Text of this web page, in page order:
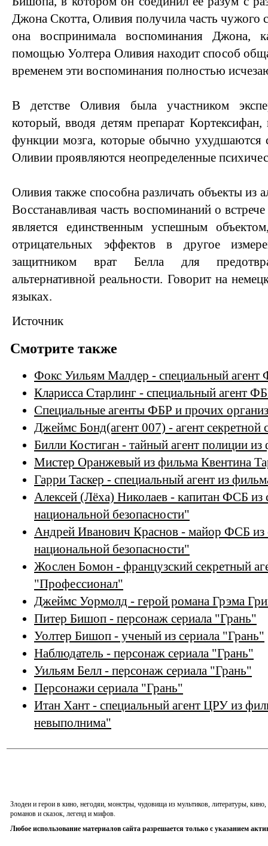
Джона Скотта, Оливия получила часть чужого
она воспринимала воспоминания Джона,
помощью Уолтера Оливия находит способ
временем эти воспоминания полностью
В детстве Оливия была участником
который, вводя детям препарат
функции мозга, которые обычно ухудшаются
Оливии проявляются неопределенные
Оливия также способна различать объекты из
Восстанавливая часть воспоминаний о
является единственным успешным
отрицательных эффектов в другое
защитником врат Белла для
альтернативной реальности. Говорит на
языках.
Источник
Смотрите также
Фокс Уильям Малдер - специальный агент
Кларисса Старлинг - специальный агент
Специальные агенты ФБР и прочих
Джеймс Бонд(агент 007) - агент
Билли Костиган - тайный агент полиции
Мистер Оранжевый из фильма Квентина
Гарри Таскер - специальный агент из
Алексей (Лёха) Николаев - капитан ФСБ из
национальной безопасности"
Андрей Иванович Краснов - майор ФСБ из
национальной безопасности"
Жослен Бомон - французский секретный
"Профессионал"
Джеймс Уормолд - герой романа Грэма
Питер Бишоп - персонаж сериала "Грань"
Уолтер Бишоп - ученый из сериала "Грань"
Наблюдатель - персонаж сериала "Грань"
Уильям Белл - персонаж сериала "Грань"
Персонажи сериала "Грань"
Итан Хант - специальный агент ЦРУ из
невыполнима"
Злодеи и герои в кино, негодяи, монстры, чудовища из мультиков, литературы,
романов и сказок, легенд и мифов.
Любое использование материалов сайта разрешается только с указанием